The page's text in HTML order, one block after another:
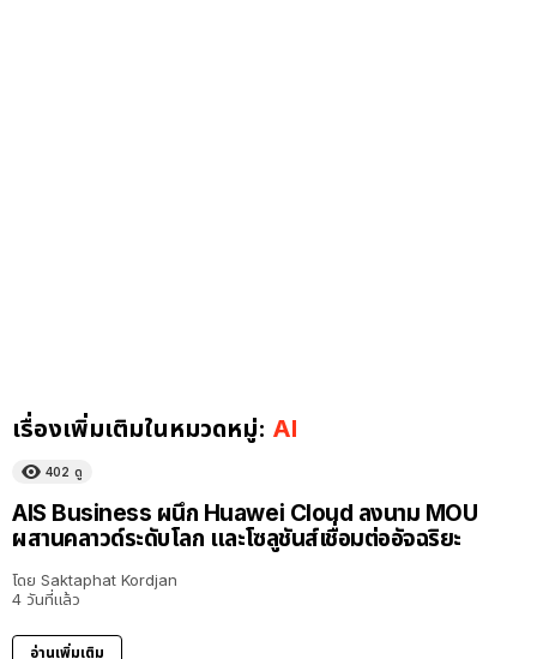
เรื่องเพิ่มเติมในหมวดหมู่: AI
402 ดู
AIS Business ผนึก Huawei Cloud ลงนาม MOU
ผสานคลาวด์ระดับโลก และโซลูชันส์เชื่อมต่ออัจฉริยะ
โดย Saktaphat Kordjan
4 วันที่แล้ว
อ่านเพิ่มเติม